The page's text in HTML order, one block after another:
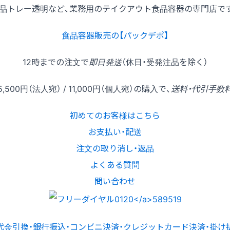
トレー透明など、業務用のテイクアウト食品容器の専門店で
食品容器販売の【パックデポ】
12時までの注文で即日発送（休日・受発注品を除く）
円（法人宛） / 11,000円（個人宛）の購入で、 送料・代引手数
初めてのお客様はこちら
お支払い・配送
注文の取り消し・返品
よくある質問
問い合わせ